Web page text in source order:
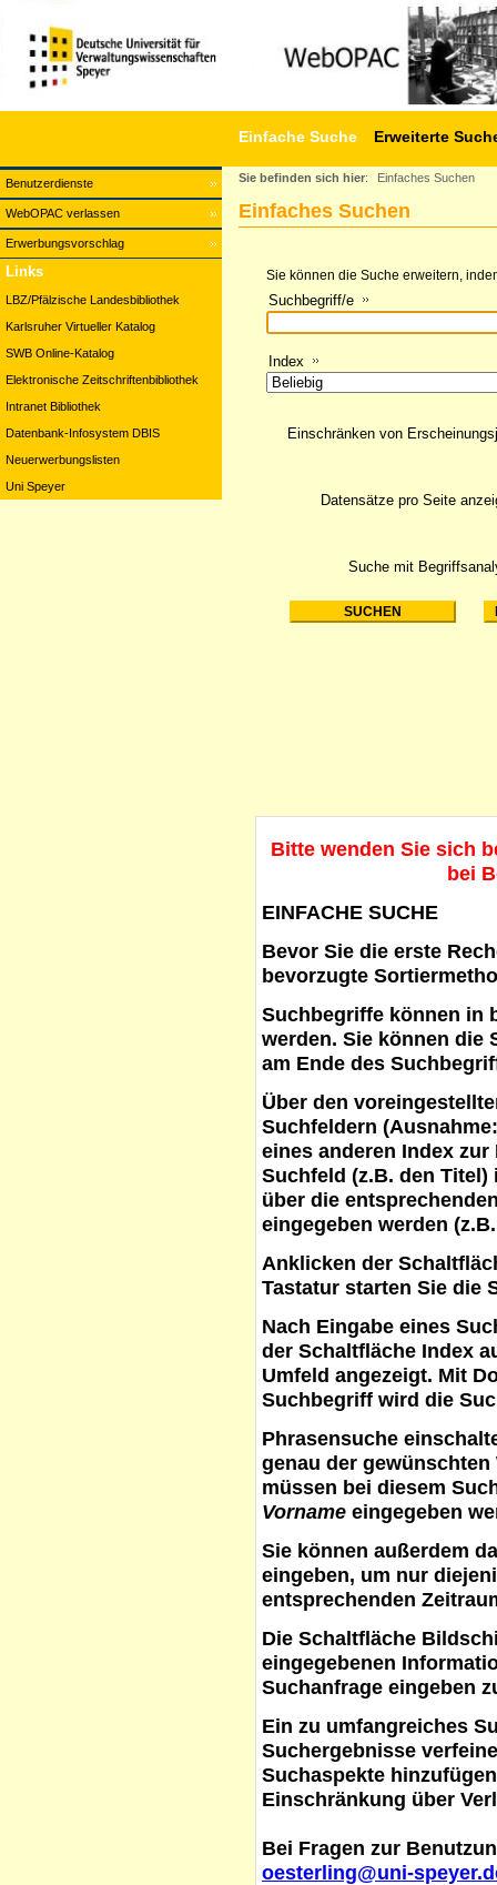
Benutzerdienste
WebOPAC verlassen
Erwerbungsvorschlag
Einfache Suche Erweiterte
Links
LBZ/Pfälzische Landesbibliothek
Karlsruher Virtueller Katalog
SWB Online-Katalog
Elektronische Zeitschriftenbibliothek
Intranet Bibliothek
Datenbank-Infosystem DBIS
Neuerwerbungslisten
Uni Speyer
Sie befinden sich hier: Einfaches Suchen
Einfaches Suchen
Sie können die Suche erweitern,
Suchbegriff/e
Index
Suche mit
Einschränken von
Datensätze pro Seite
Bitte wenden Sie sich
bei
EINFACHE SUCHE
Bevor Sie die erste
bevorzugte
Suchbegriffe können in
werden. Sie können die
am Ende des
Über den
Suchfeldern
eines anderen Index
Suchfeld (z.B. den
über die
eingegeben werden
Anklicken der
Tastatur starten Sie die
Nach Eingabe eines
der Schaltfläche Index
Umfeld angezeigt. Mit
Suchbegriff wird die
Phrasensuche
genau der
müssen bei diesem
Vorname eingegeben
Sie können außerdem
eingeben, um nur
entsprechenden
Die Schaltfläche
eingegebenen
Suchanfrage eingeben
Ein zu umfangreiches
Suchergebnisse
Suchaspekte
Einschränkung über
Bei Fragen zur
oesterling@uni-